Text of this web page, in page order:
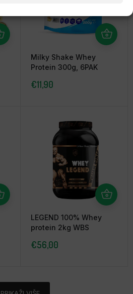
Milky Shake Whey
Protein 300g, 6PAK
€11,90
LEGEND 100% Whey
protein 2kg WBS
€56,00